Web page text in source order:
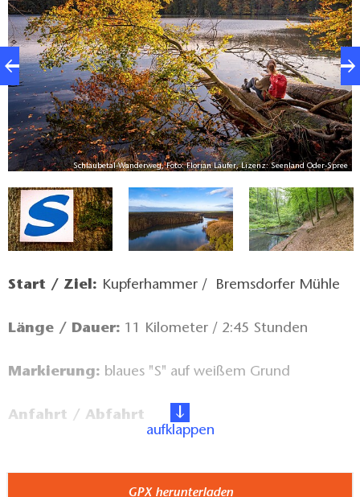
Schlaubetal-Wanderweg, Foto: Florian Läufer, Lizenz: Seenland Oder-Spree
Start / Ziel: Kupferhammer / Bremsdorfer Mühle
Länge / Dauer: 11 Kilometer / 2:45 Stunden
Markierung: blaues "S" auf weißem Grund
Anfahrt / Abfahrt
aufklappen
GPX herunterladen